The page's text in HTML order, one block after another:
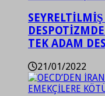
TEK ADAM
21/01/2022